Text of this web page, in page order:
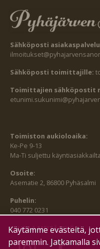
Sähköposti
Sähköposti toimittajille:
Toimittajien sähköpostit
Toimiston aukioloaika:
Ke-Pe 9-13
Ma-Ti suljettu käyntiasiakkailta
Osoite:
Asematie 2, 86800 Pyhäsalmi
Puhelin:
040 772 0231
SEURAA MEITÄ MYÖS:
Käytämme evästeitä,
paremmin. Jatkamalla